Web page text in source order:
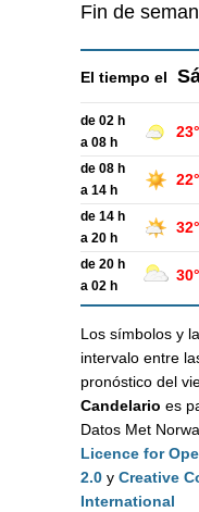
Fin de
El tiempo el
de 02 h
a 08 h
23°
de 08 h
a 14 h
22°
de 14 h
a 20 h
32°
de 20 h
a 02 h
30°
Los símbolos y
intervalo entre
pronóstico del
Candelario es
Datos Met
Licence for
2.0 y Creative
International